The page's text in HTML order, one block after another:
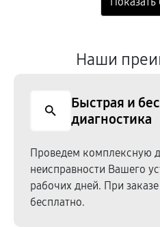
Наши
Быстрая и
диагностика
Проведем комплексную
неисправности Вашего
рабочих дней. При
бесплатно.